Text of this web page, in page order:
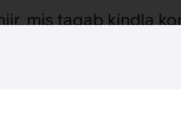
mis tagab kindla
mis toob kokku
kuni 6400 dpi tundlikkust,
Hiir on varustatud 7
nii kiireteks